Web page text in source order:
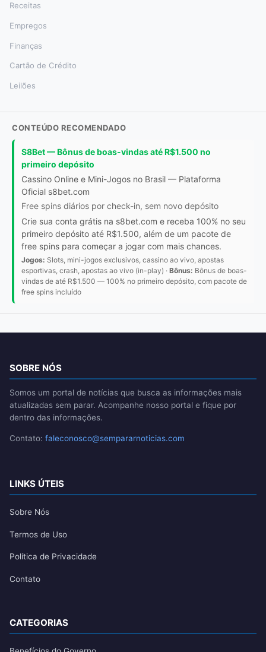
Receitas
Empregos
Finanças
Cartão de Crédito
Leilões
CONTEÚDO RECOMENDADO
S8Bet — Bônus de boas-vindas até R$1.500 no
primeiro depósito
Cassino Online e Mini-Jogos no Brasil — Plataforma
Oficial s8bet.com
Free spins diários por check-in, sem novo depósito
Crie sua conta grátis na s8bet.com e receba 100% no seu
primeiro depósito até R$1.500, além de um pacote de
free spins para começar a jogar com mais chances.
Jogos: Slots, mini-jogos exclusivos, cassino ao vivo, apostas
esportivas, crash, apostas ao vivo (in-play) · Bônus: Bônus de boas-
vindas de até R$1.500 — 100% no primeiro depósito, com pacote de
free spins incluído
SOBRE NÓS
Somos um portal de notícias que busca as informações mais
atualizadas sem parar. Acompanhe nosso portal e fique por
dentro das informações.
Contato: faleconosco@sempararnoticias.com
LINKS ÚTEIS
Sobre Nós
Termos de Uso
Política de Privacidade
Contato
CATEGORIAS